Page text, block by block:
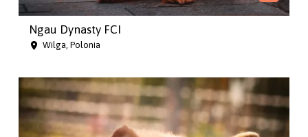
Ngau Dynasty FCI
Wilga, Polonia